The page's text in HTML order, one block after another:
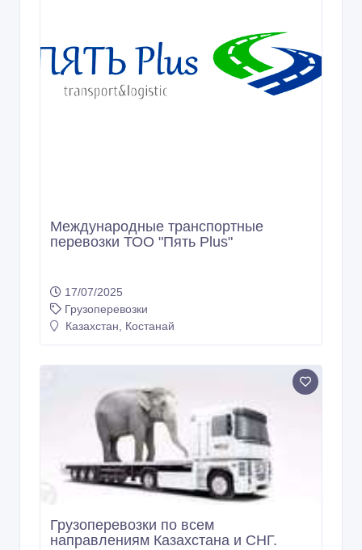
Международные транспортные
перевозки ТОО "Пять Plus"
17/07/2025
Грузоперевозки
Казахстан, Костанай
Грузоперевозки по всем
направлениям Казахстана и СНГ.